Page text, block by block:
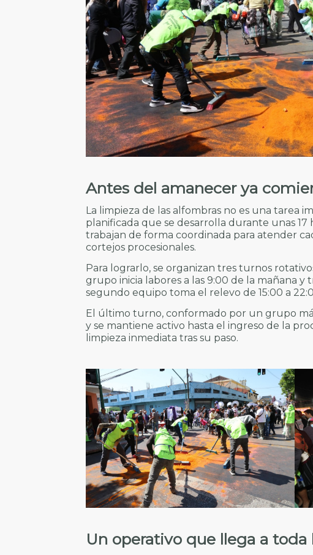
Antes del amanecer ya
La limpieza de las alfombras no es una tarea
planificada que se desarrolla durante unas 17
trabajan de forma coordinada para atender
cortejos procesionales.
Para lograrlo, se organizan tres turnos
grupo inicia labores a las 9:00 de la mañana y
segundo equipo toma el relevo de 15:00 a
El último turno, conformado por un grupo
y se mantiene activo hasta el ingreso de la
limpieza inmediata tras su paso.
Un operativo que llega a toda